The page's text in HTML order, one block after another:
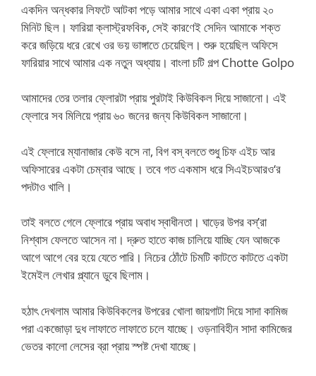
একদিন অন্ধকার লিফটে আটকা পড়ে আমার সাথে একা একা প্রায় ২০
মিনিট ছিল। ফারিয়া ক্লাস্ট্রফবিক, সেই কারণেই সেদিন আমাকে শক্ত
করে জড়িয়ে ধরে রেখে ওর ভয় ভাঙ্গাতে চেয়েছিল। শুরু হয়েছিল অফিসে
ফারিয়ার সাথে আমার এক নতুন অধ্যায়। বাংলা চটি গল্প Chotte Golpo
আমাদের তের তলার ফ্লোরটা প্রায় পুরটাই কিউবিকল দিয়ে সাজানো। এই
ফ্লোরে সব মিলিয়ে প্রায় ৬০ জনের জন্য কিউবিকল সাজানো।
এই ফ্লোরে ম্যানাজার কেউ বসে না, বিগ বস্ বলতে শুধু চিফ এইচ আর
অফিসারের একটা চেম্বার আছে। তবে গত একমাস ধরে সিএইচআরও‘র
পদটাও খালি।
তাই বলতে গেলে ফ্লোরে প্রায় অবাধ স্বাধীনতা। ঘাড়ের উপর বস্’রা
নিশ্বাস ফেলতে আসেন না। দ্রুত হাতে কাজ চালিয়ে যাচ্ছি যেন আজকে
আগে আগে বের হয়ে যেতে পারি। নিচের ঠোঁটে চিমটি কাটতে কাটতে একটা
ইমেইল লেখার প্ল্যানে ডুবে ছিলাম।
হঠাৎ দেখলাম আমার কিউবিকলের উপরের খোলা জায়গাটা দিয়ে সাদা কামিজ
পরা একজোড়া দুধ লাফাতে লাফাতে চলে যাচ্ছে। ওড়নাবিহীন সাদা কামিজের
ভেতর কালো লেসের ব্রা প্রায় স্পষ্ট দেখা যাচ্ছে।